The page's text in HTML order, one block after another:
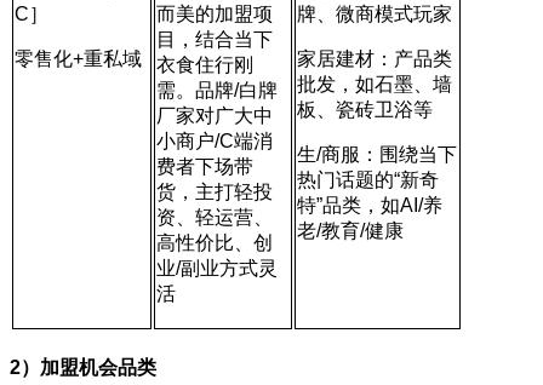
C］
零售化+重私域
而美的加盟项
目，结合当下
衣食住行刚
需。品牌/白牌
厂家对广大中
小商户/C端消
费者下场带
货，主打轻投
资、轻运营、
高性价比、创
业/副业方式灵
活
牌、微商模式玩家
家居建材：产品类
批发，如石墨、墙
板、瓷砖卫浴等
生/商服：围绕当下
热门话题的“新奇
特”品类，如AI/养
老/教育/健康
2）加盟机会品类